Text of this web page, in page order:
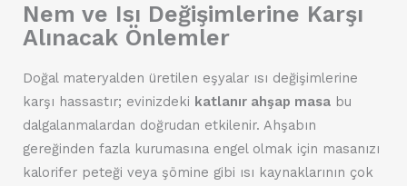
Nem ve Isı Değişimlerine Karşı
Alınacak Önlemler
Doğal materyalden üretilen eşyalar ısı değişimlerine
karşı hassastır; evinizdeki katlanır ahşap masa bu
dalgalanmalardan doğrudan etkilenir. Ahşabın
gereğinden fazla kurumasına engel olmak için masanızı
kalorifer peteği veya şömine gibi ısı kaynaklarının çok